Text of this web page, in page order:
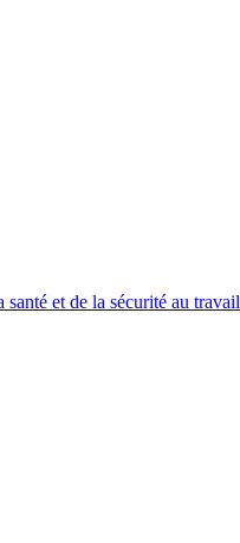
et de la sécurité au travail